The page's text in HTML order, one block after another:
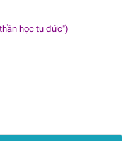
học tu đức")